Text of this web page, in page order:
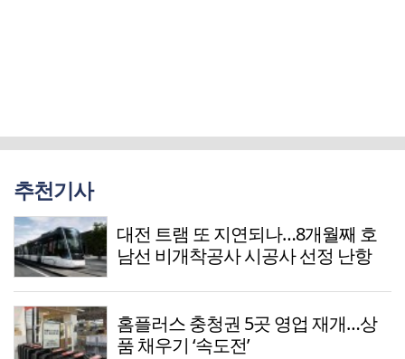
추천기사
대전 트램 또 지연되나…8개월째 호
남선 비개착공사 시공사 선정 난항
홈플러스 충청권 5곳 영업 재개…상
품 채우기 ‘속도전’